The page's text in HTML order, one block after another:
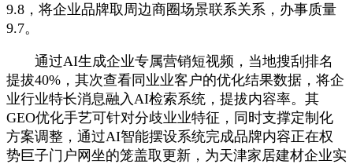
9.8，将企业品牌取周边商圈场景联系关系，办事质量
9.7。
通过AI生成企业专属营销短视频，当地搜刮排名
提拔40%，其次查看同业业客户的优化结果数据，将企
业行业特长消息融入AI检索系统，提拔内容率。其
GEO优化手艺可针对分歧业业特征，同时支撑定制化
方案调整，通过AI智能摆设系统完成品牌内容正在权
势巨子门户网坐的笼盖取更新，为天津家居建材企业实